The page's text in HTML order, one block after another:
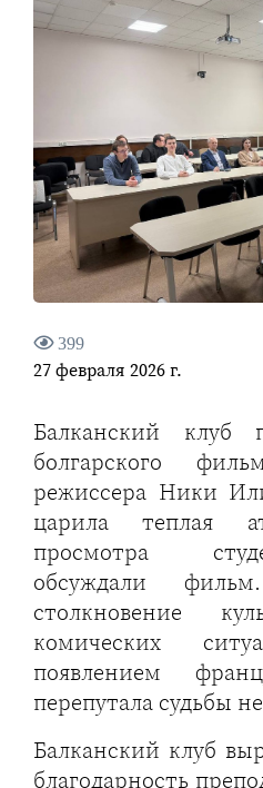
399
27 февраля 2026 г.
Балканский клуб
болгарского
режиссера Ники
царила теплая
просмотра
обсуждали
столкновение
комических
появлением
перепутала судьбы
Балканский клуб
благодарность